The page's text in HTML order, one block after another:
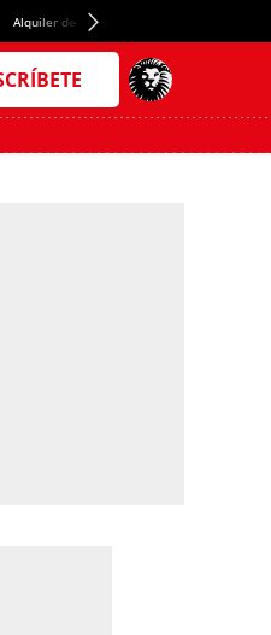
Alquiler de habitaciones en España